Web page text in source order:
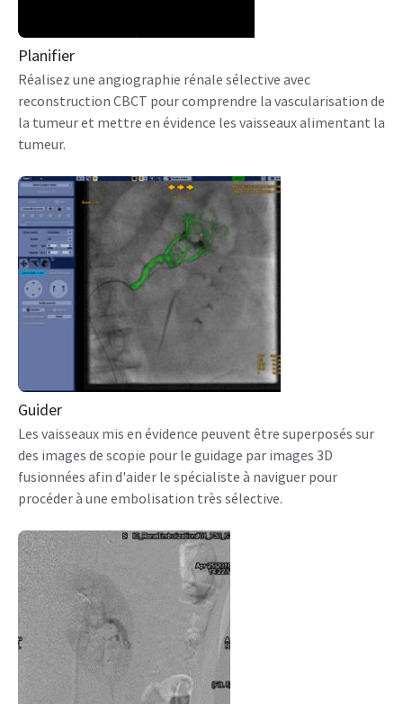
Planifier
Réalisez une angiographie rénale sélective avec
reconstruction CBCT pour comprendre la vascularisation de
la tumeur et mettre en évidence les vaisseaux alimentant la
tumeur.
Guider
Les vaisseaux mis en évidence peuvent être superposés sur
des images de scopie pour le guidage par images 3D
fusionnées afin d'aider le spécialiste à naviguer pour
procéder à une embolisation très sélective.